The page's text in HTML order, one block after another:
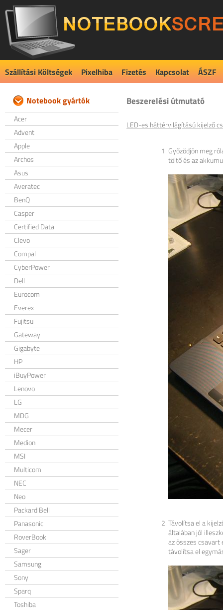
Szállítási Költségek Pixelhiba Fizetés Kapcsolat ÁSZF
Notebook gyártók
Acer
Advent
Apple
Archos
Asus
Averatec
BenQ
Casper
Certified Data
Clevo
Compal
CyberPower
Dell
Eurocom
Everex
Fujitsu
Gateway
Gigabyte
HP
iBuyPower
Lenovo
LG
MDG
Mecer
Medion
MSI
Multicom
NEC
Neo
Packard Bell
Panasonic
RoverBook
Sager
Samsung
Sony
Sparq
Toshiba
Beszerelési útmutató
LED-es háttérvilágítású kijelző
Győzödjön meg
töltő és az
Távolítsa el a
általában jól
az összes csavart
távolítsa el